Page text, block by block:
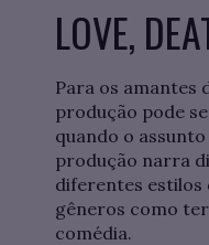
LOVE,
Para os amantes
produção pode
quando o assunto
produção narra
diferentes estilos
gêneros como
comédia.